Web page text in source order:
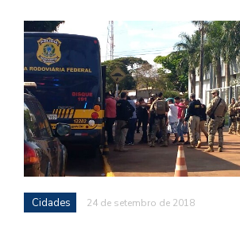
Cidades 24 de setembro de 2018